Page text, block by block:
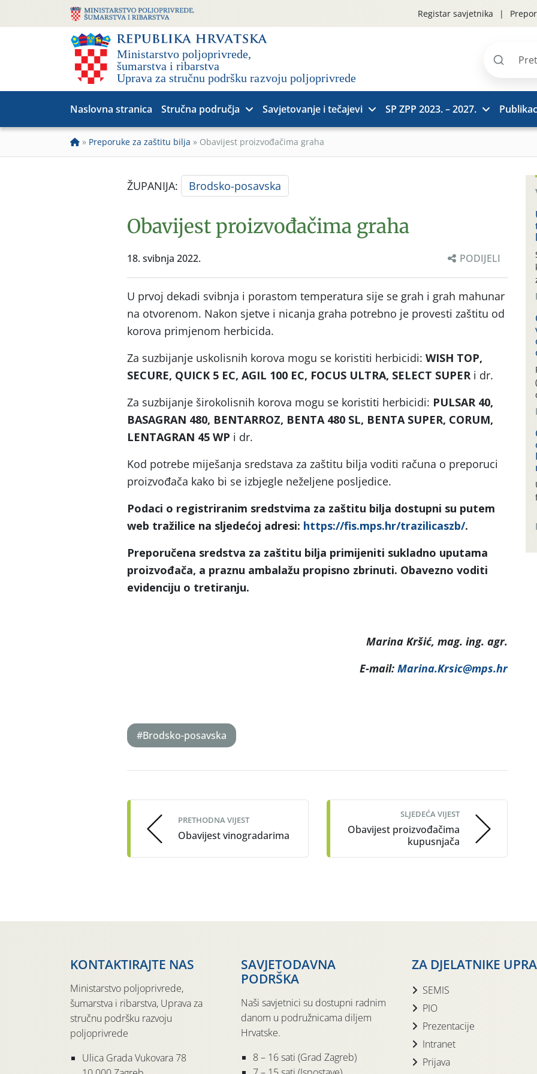
Registar savjetnika
Pretraži
Naslovna stranica Stručna područja Savjetovanje i tečajevi SP ZPP 2023. – 2027.
» Preporuke za zaštitu bilja » Obavijest proizvođačima graha
ŽUPANIJA: Brodsko-posavska
Obavijest proizvođačima graha
18. svibnja 2022. PODIJELI
U prvoj dekadi svibnja i porastom temperatura sije se grah i grah mahunar
na otvorenom. Nakon sjetve i nicanja graha potrebno je provesti zaštitu od
korova primjenom herbicida.
Za suzbijanje uskolisnih korova mogu se koristiti herbicidi: WISH TOP,
SECURE, QUICK 5 EC, AGIL 100 EC, FOCUS ULTRA, SELECT SUPERi dr.
Za suzbijanje širokolisnih korova mogu se koristiti herbicidi: PULSAR 40,
BASAGRAN 480, BENTARROZ, BENTA 480 SL, BENTA SUPER, CORUM,
LENTAGRAN 45 WP i dr.
Kod potrebe miješanja sredstava za zaštitu bilja voditi računa o preporuci
proizvođača kako bi se izbjegle neželjene posljedice.
Podaci o registriranim sredstvima za zaštitu bilja dostupni su putem
web tražilice na sljedećoj adresi: https://fis.mps.hr/trazilicaszb/.
Preporučena sredstva za zaštitu bilja primijeniti sukladno uputama
proizvođača, a praznu ambalažu propisno zbrinuti. Obavezno voditi
evidenciju o tretiranju.
Marina Kršić, mag. ing. agr.
E-mail: Marina.Krsic@mps.hr
#Brodsko-posavska
navigation
PRETHODNA VIJEST
Obavijest vinogradarima
SLJEDEĆA VIJEST
Obavijest proizvođačima
kupusnjača
KONTAKTIRAJTE NAS
Ministarstvo poljoprivrede,
šumarstva i ribarstva, Uprava za
stručnu podršku razvoju
poljoprivrede
Ulica Grada Vukovara 78
SAVJETODAVNA
PODRŠKA
Naši savjetnici su dostupni radnim
danom u podružnicama diljem
Hrvatske.
8 – 16 sati (Grad Zagreb)
ZA DJELATNIKE
SEMIS
PIO
Prezentacije
Intranet
Prijava